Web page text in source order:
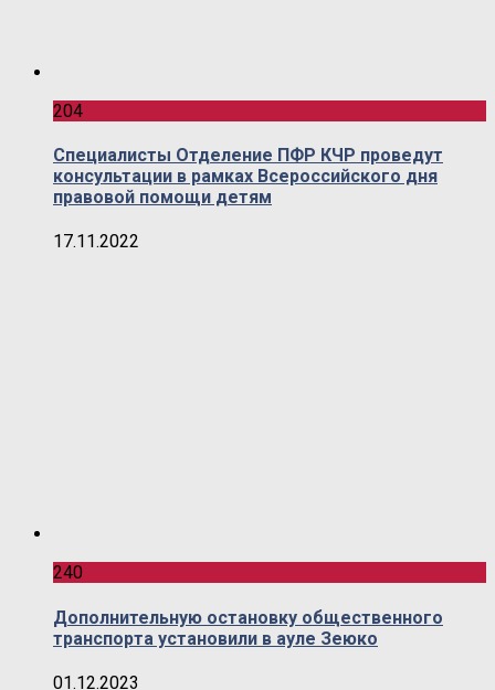
204
Специалисты Отделение ПФР КЧР проведут
консультации в рамках Всероссийского дня
правовой помощи детям
17.11.2022
240
Дополнительную остановку общественного
транспорта установили в ауле Зеюко
01.12.2023